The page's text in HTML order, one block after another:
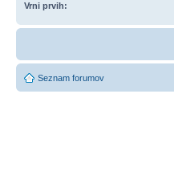
Vrni prvih:
Seznam forumov